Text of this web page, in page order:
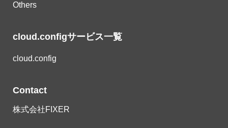
Others
cloud.configサービス一覧
cloud.config
Contact
株式会社FIXER